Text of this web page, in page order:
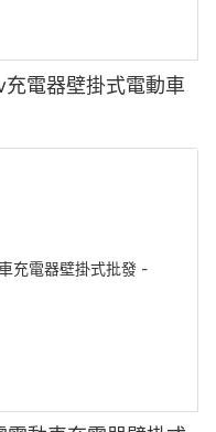
電器壁掛式電動車